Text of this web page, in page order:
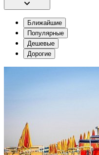
Ближайшие
Популярные
Дешевые
Дорогие